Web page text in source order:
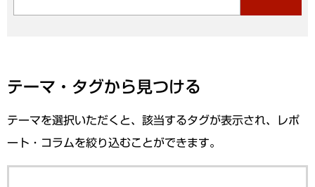
テーマ・タグから見つける
テーマを選択いただくと、該当するタグが表示され、レポ
ート・コラムを絞り込むことができます。